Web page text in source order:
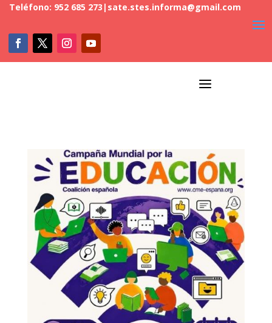
Teléfono: 952 685 273 | sate.stes.informa@gmail.com
a